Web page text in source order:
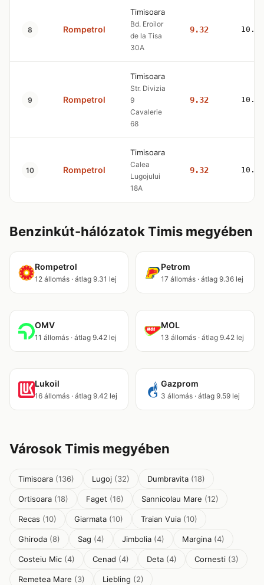
8 Rompetrol
Timisoara
Bd. Eroilor
de la Tisa
30A
9.32 10.59
9 Rompetrol
Timisoara
Str. Divizia
9
Cavalerie
68
9.32 10.59
10 Rompetrol
Timisoara
Calea
Lugojului
18A
9.32 10.59
Benzinkút-hálózatok Timis megyében
Rompetrol
12 állomás · átlag 9.31 lej
Petrom
17 állomás · átlag 9.36 lej
OMV
11 állomás · átlag 9.42 lej
MOL
13 állomás · átlag 9.42 lej
Lukoil
16 állomás · átlag 9.42 lej
Gazprom
3 állomás · átlag 9.59 lej
Városok Timis megyében
Timisoara (136) Lugoj (32) Dumbravita (18)
Ortisoara (18) Faget (16) Sannicolau Mare (12)
Recas (10) Giarmata (10) Traian Vuia (10)
Ghiroda (8) Sag (4) Jimbolia (4) Margina (4)
Costeiu Mic (4) Cenad (4) Deta (4) Cornesti (3)
Remetea Mare (3) Liebling (2)